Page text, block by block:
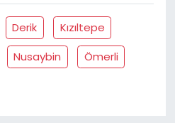
Derik
Kızıltepe
Nusaybin
Ömerli